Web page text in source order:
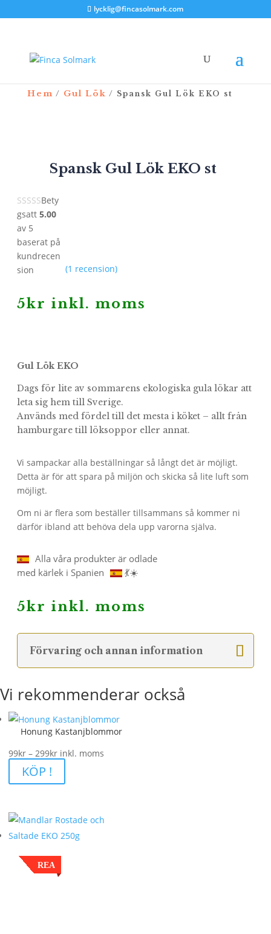
lycklig@fincasolmark.com
Hem / Gul Lök / Spansk Gul Lök EKO st
Spansk Gul Lök EKO st
Bety
gsatt 5.00
av 5
baserat på
kundrecen
sion
(1 recension)
5kr inkl. moms
Gul Lök EKO
Dags för lite av sommarens ekologiska gula lökar att
leta sig hem till Sverige.
Används med fördel till det mesta i köket – allt från
hamburgare till löksoppor eller annat.
Vi sampackar alla beställningar så långt det är möjligt.
Detta är för att spara på miljön och skicka så lite luft som
möjligt.
Om ni är flera som beställer tillsammans så kommer ni
därför ibland att behöva dela upp varorna själva.
Alla våra produkter är odlade
med kärlek i Spanien
💃☀️
5kr inkl. moms
Förvaring och annan information
Vi rekommenderar också
Honung Kastanjblommor
99kr – 299krPrisintervall:
till
inkl. moms
KÖP !
REA